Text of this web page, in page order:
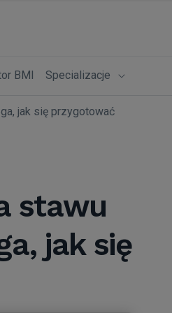
BMI Specializacje
jak się przygotować
stawu
jak się